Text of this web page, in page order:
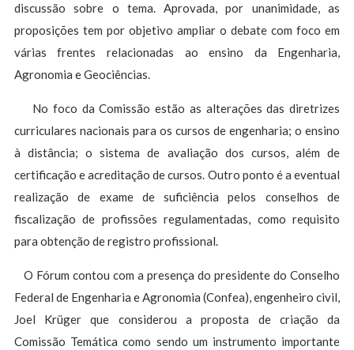
discussão sobre o tema. Aprovada, por unanimidade, as
proposições tem por objetivo ampliar o debate com foco em
várias frentes relacionadas ao ensino da Engenharia,
Agronomia e Geociências.
No foco da Comissão estão as alterações das diretrizes
curriculares nacionais para os cursos de engenharia; o ensino
à distância; o sistema de avaliação dos cursos, além de
certificação e acreditação de cursos. Outro ponto é a eventual
realização de exame de suficiência pelos conselhos de
fiscalização de profissões regulamentadas, como requisito
para obtenção de registro profissional.
O Fórum contou com a presença do presidente do Conselho
Federal de Engenharia e Agronomia (Confea), engenheiro civil,
Joel Krüger que considerou a proposta de criação da
Comissão Temática como sendo um instrumento importante